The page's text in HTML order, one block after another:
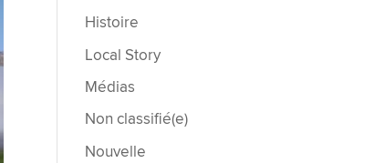
Histoire
Local Story
Médias
Non classifié(e)
Nouvelle